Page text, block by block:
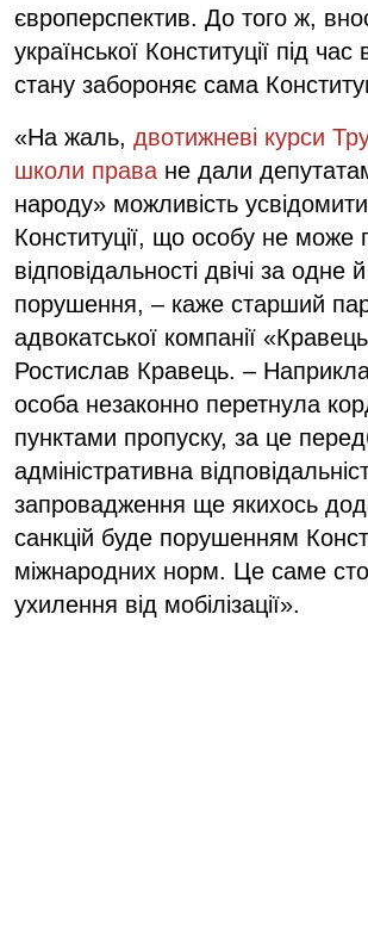
європерспектив. До того ж,
української Конституції під час
стану забороняє сама
«На жаль, двотижневі курси
школи права не дали
народу» можливість
Конституції, що особу не може
відповідальності двічі за одне
порушення, – каже старший
адвокатської компанії
Ростислав Кравець. –
особа незаконно перетнула
пунктами пропуску, за це
адміністративна
запровадження ще якихось
санкцій буде порушенням
міжнародних норм. Це саме
ухилення від мобілізації».